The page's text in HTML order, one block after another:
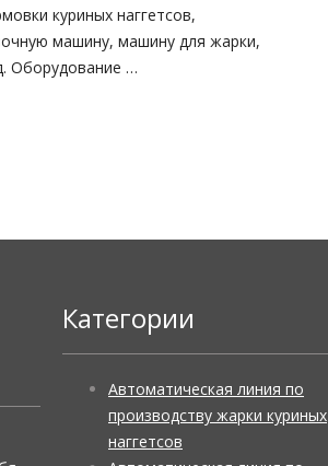
куриных наггетсов,
машину, машину для жарки,
Оборудование …
Категории
Автоматическая линия по
производству жарки куриных
наггетсов